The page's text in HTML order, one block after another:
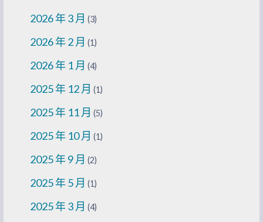
2026 年 3 月 (3)
2026 年 2 月 (1)
2026 年 1 月 (4)
2025 年 12 月 (1)
2025 年 11 月 (5)
2025 年 10 月 (1)
2025 年 9 月 (2)
2025 年 5 月 (1)
2025 年 3 月 (4)